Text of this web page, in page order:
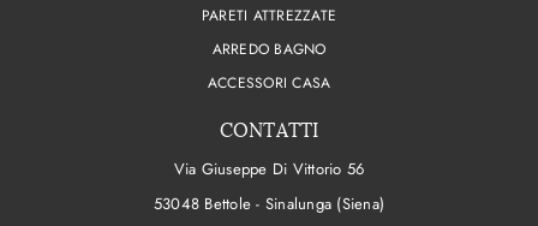
PARETI ATTREZZATE
ARREDO BAGNO
ACCESSORI CASA
CONTATTI
Via Giuseppe Di Vittorio 56
53048 Bettole - Sinalunga (Siena)